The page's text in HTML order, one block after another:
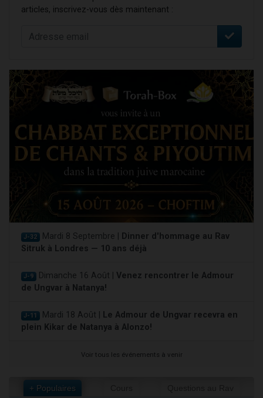
articles, inscrivez-vous dès maintenant :
J-32 Mardi 8 Septembre |
Dinner d'hommage au Rav
Sitruk à Londres — 10 ans déjà
J-9 Dimanche 16 Août | Venez rencontrer le Admour
de Ungvar à Natanya!
J-11 Mardi 18 Août |
Le Admour de Ungvar recevra en
plein Kikar de Natanya à Alonzo!
Voir tous les événements à venir
+ Populaires